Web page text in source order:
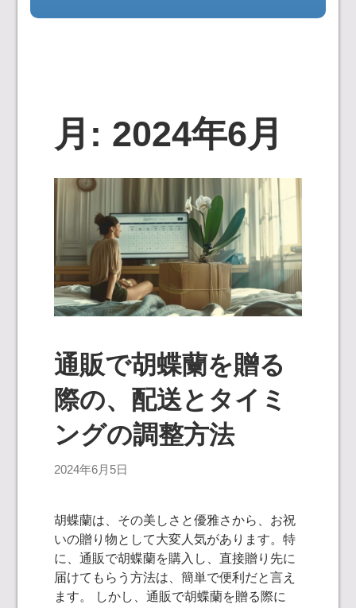
月: 2024年6月
通販で胡蝶蘭を贈る
際の、配送とタイミ
ングの調整方法
2024年6月5日
胡蝶蘭は、その美しさと優雅さから、お祝
いの贈り物として大変人気があります。特
に、通販で胡蝶蘭を購入し、直接贈り先に
届けてもらう方法は、簡単で便利だと言え
ます。 しかし、通販で胡蝶蘭を贈る際に